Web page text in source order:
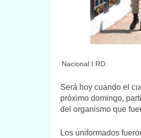
Nacional I RD
Será hoy cuando el
próximo domingo,
del organismo que
Los uniformados